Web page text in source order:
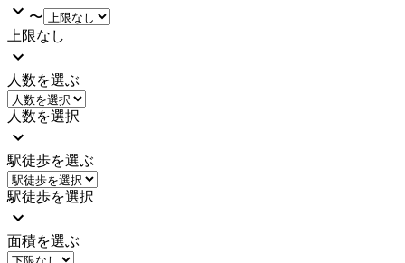
〜
上限なし
人数を選ぶ
人数を選択
駅徒歩を選ぶ
駅徒歩を選択
面積を選ぶ